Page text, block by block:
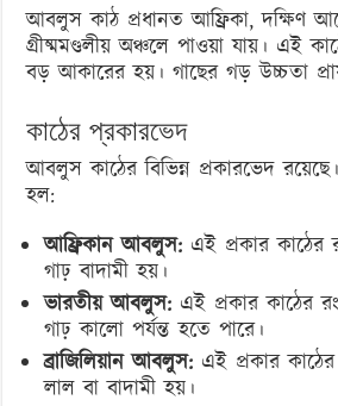
আবলুস কাঠ প্রধানত আফ্রিকা, দক্ষিণ
গ্রীষ্মমণ্ডলীয় অঞ্চলে পাওয়া যায়। এই
বড় আকারের হয়। গাছের গড় উচ্চতা
কাঠের প্রকারভেদ
আবলুস কাঠের বিভিন্ন প্রকারভেদ
হল:
আফ্রিকান আবলুস: এই প্রকার কাঠের
গাঢ় বাদামী হয়।
ভারতীয় আবলুস: এই প্রকার কাঠের
গাঢ় কালো পর্যন্ত হতে পারে।
ব্রাজিলিয়ান আবলুস: এই প্রকার
লাল বা বাদামী হয়।